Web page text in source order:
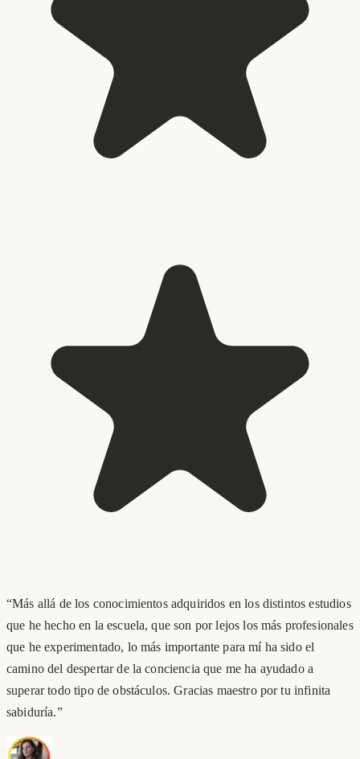
“Más allá de los conocimientos adquiridos en los distintos estudios
que he hecho en la escuela, que son por lejos los más profesionales
que he experimentado, lo más importante para mí ha sido el
camino del despertar de la conciencia que me ha ayudado a
superar todo tipo de obstáculos. Gracias maestro por tu infinita
sabiduría.”